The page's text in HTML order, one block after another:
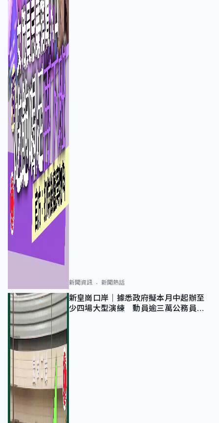
新聞資訊 新聞熱話
新皇崗口岸｜據悉政府擬本月中起辦至
少四場大型演練 動員逾三萬公務員人